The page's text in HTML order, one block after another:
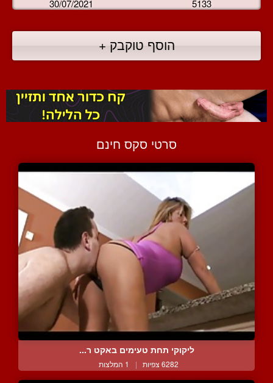
30/07/2021 5133
הוסף טוקבק +
סרטי סקס חינם
ליקוקי תחת טעימים באקט ר...
6282 צפיות | 1 המלצות